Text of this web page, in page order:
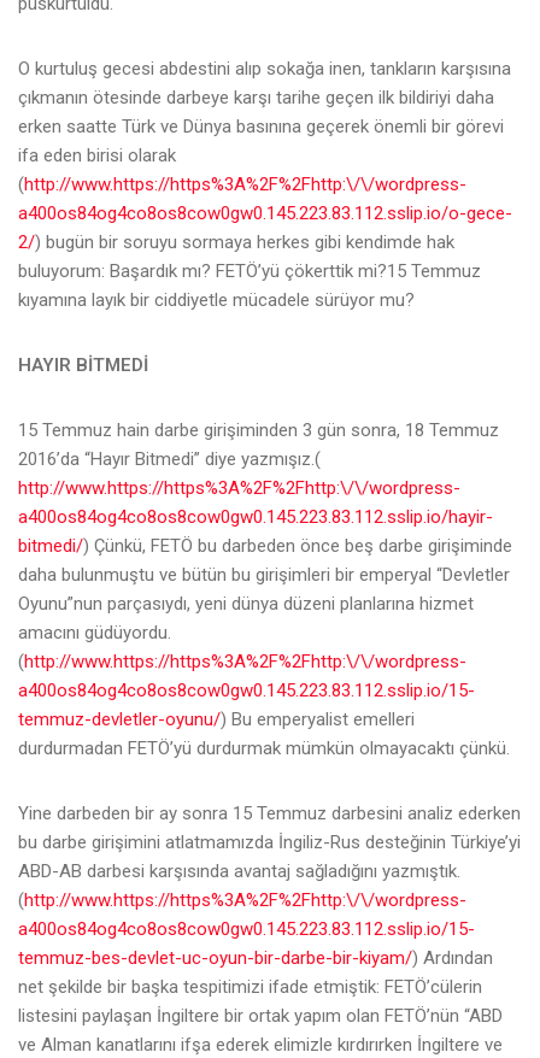
O kurtuluş gecesi abdestini alıp sokağa inen, tankların karşısına
çıkmanın ötesinde darbeye karşı tarihe geçen ilk bildiriyi daha
erken saatte Türk ve Dünya basınına geçerek önemli bir görevi
ifa eden birisi olarak
(http://www.https://https%3A%2F%2Fhttp:\/\/wordpress-
a400os84og4co8os8cow0gw0.145.223.83.112.sslip.io/o-gece-
2/) bugün bir soruyu sormaya herkes gibi kendimde hak
buluyorum: Başardık mı? FETÖ’yü çökerttik mi?15 Temmuz
kıyamına layık bir ciddiyetle mücadele sürüyor mu?
HAYIR BİTMEDİ
15 Temmuz hain darbe girişiminden 3 gün sonra, 18 Temmuz
2016’da “Hayır Bitmedi” diye yazmışız.(
http://www.https://https%3A%2F%2Fhttp:\/\/wordpress-
a400os84og4co8os8cow0gw0.145.223.83.112.sslip.io/hayir-
bitmedi/) Çünkü, FETÖ bu darbeden önce beş darbe girişiminde
daha bulunmuştu ve bütün bu girişimleri bir emperyal “Devletler
Oyunu”nun parçasıydı, yeni dünya düzeni planlarına hizmet
amacını güdüyordu.
(http://www.https://https%3A%2F%2Fhttp:\/\/wordpress-
a400os84og4co8os8cow0gw0.145.223.83.112.sslip.io/15-
temmuz-devletler-oyunu/) Bu emperyalist emelleri
durdurmadan FETÖ’yü durdurmak mümkün olmayacaktı çünkü.
Yine darbeden bir ay sonra 15 Temmuz darbesini analiz ederken
bu darbe girişimini atlatmamızda İngiliz-Rus desteğinin Türkiye’yi
ABD-AB darbesi karşısında avantaj sağladığını yazmıştık.
(http://www.https://https%3A%2F%2Fhttp:\/\/wordpress-
a400os84og4co8os8cow0gw0.145.223.83.112.sslip.io/15-
temmuz-bes-devlet-uc-oyun-bir-darbe-bir-kiyam/) Ardından
net şekilde bir başka tespitimizi ifade etmiştik: FETÖ’cülerin
listesini paylaşan İngiltere bir ortak yapım olan FETÖ’nün “ABD
ve Alman kanatlarını ifşa ederek elimizle kırdırırken İngiltere ve